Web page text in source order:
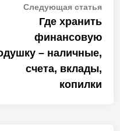
Следующая статья
Где хранить
финансовую
– наличные,
счета, вклады,
копилки